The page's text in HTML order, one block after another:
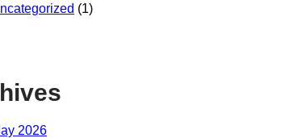
(1)
2026